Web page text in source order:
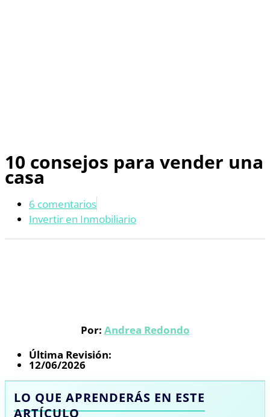
10 consejos para vender una
casa
6 comentarios
Invertir en Inmobiliario
Por: Andrea Redondo
Última Revisión:
12/06/2026
LO QUE APRENDERÁS EN ESTE
ARTÍCULO